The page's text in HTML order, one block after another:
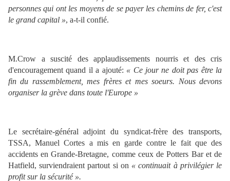
personnes qui ont les moyens de se payer les chemins de fer, c'est
le grand capital », a-t-il confié.
M.Crow a suscité des applaudissements nourris et des cris
d'encouragement quand il a ajouté: « Ce jour ne doit pas être la
fin du rassemblement, mes frères et mes soeurs. Nous devons
organiser la grève dans toute l'Europe »
Le secrétaire-général adjoint du syndicat-frère des transports,
TSSA, Manuel Cortes a mis en garde contre le fait que des
accidents en Grande-Bretagne, comme ceux de Potters Bar et de
Hatfield, surviendraient partout si on « continuait à privilégier le
profit sur la sécurité ».